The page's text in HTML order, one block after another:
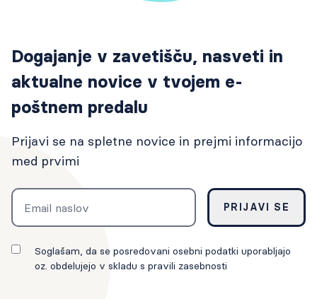
Dogajanje v zavetišču, nasveti in
aktualne novice v tvojem e-
poštnem predalu
Prijavi se na spletne novice in prejmi informacijo
med prvimi
Email
PRIJAVI SE
Soglašam, da se posredovani osebni podatki uporabljajo
oz. obdelujejo v skladu s pravili zasebnosti